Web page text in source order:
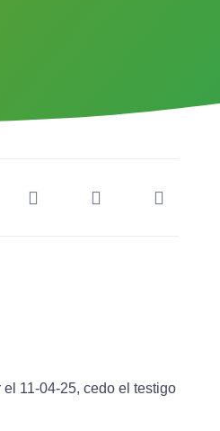
11-04-25, cedo el testigo